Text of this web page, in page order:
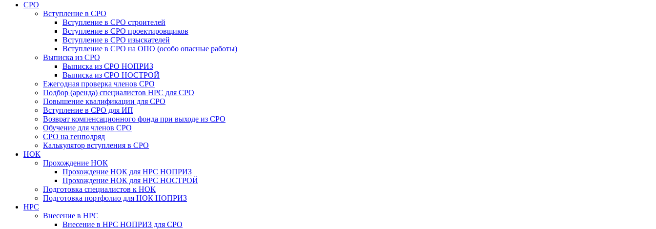
СРО
Вступление в СРО
Вступление в СРО строителей
Вступление в СРО проектировщиков
Вступление в СРО изыскателей
Вступление в СРО на ОПО (особо опасные работы)
Выписка из СРО
Выписка из СРО НОПРИЗ
Выписка из СРО НОСТРОЙ
Ежегодная проверка членов СРО
Подбор (аренда) специалистов НРС для СРО
Повышение квалификации для СРО
Вступление в СРО для ИП
Возврат компенсационного фонда при выходе из СРО
Обучение для членов СРО
СРО на генподряд
Калькулятор вступления в СРО
НОК
Прохождение НОК
Прохождение НОК для НРС НОПРИЗ
Прохождение НОК для НРС НОСТРОЙ
Подготовка специалистов к НОК
Подготовка портфолио для НОК НОПРИЗ
НРС
Внесение в НРС
Внесение в НРС НОПРИЗ для СРО